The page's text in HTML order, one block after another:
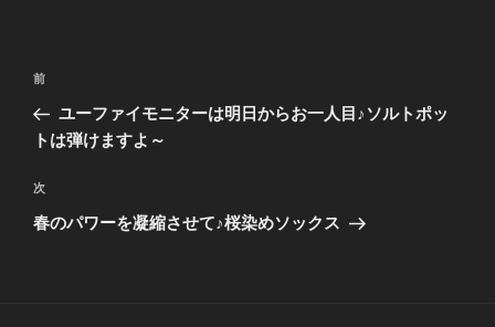
投
ナ
ゲ
ー
前
の
投
前
ユーファイモニターは明日からお一人目♪ソルトポッ
トは弾けますよ～
次
の
次
春のパワーを凝縮させて♪桜染めソックス